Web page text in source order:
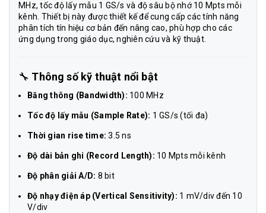
MHz, tốc độ lấy mẫu 1 GS/s và độ sâu bộ nhớ 10 Mpts mỗi
kênh. Thiết bị này được thiết kế để cung cấp các tính năng
phân tích tín hiệu cơ bản đến nâng cao, phù hợp cho các
ứng dụng trong giáo dục, nghiên cứu và kỹ thuật.
🔧 Thông số kỹ thuật nổi bật
Băng thông (Bandwidth): 100 MHz
Tốc độ lấy mẫu (Sample Rate): 1 GS/s (tối đa)
Thời gian rise time: 3.5 ns
Độ dài bản ghi (Record Length): 10 Mpts mỗi kênh
Độ phân giải A/D: 8 bit
Độ nhạy điện áp (Vertical Sensitivity): 1 mV/div đến 10
V/div